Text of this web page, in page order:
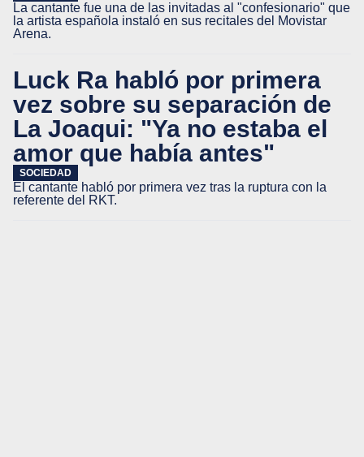
La cantante fue una de las invitadas al "confesionario" que
la artista española instaló en sus recitales del Movistar
Arena.
Luck Ra habló por primera
vez sobre su separación de
La Joaqui: "Ya no estaba el
amor que había antes"
SOCIEDAD
El cantante habló por primera vez tras la ruptura con la
referente del RKT.